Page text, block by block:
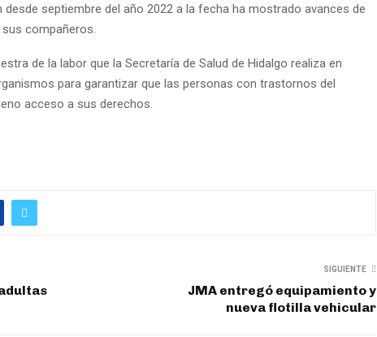
desde septiembre del año 2022 a la fecha ha mostrado avances de
compañeros.
de la labor que la Secretaría de Salud de Hidalgo realiza en
para garantizar que las personas con trastornos del
acceso a sus derechos.
SIGUIENTE
JMA entregó equipamiento y
nueva flotilla vehicular